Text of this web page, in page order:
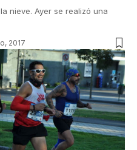
nieve. Ayer se realizó una
2017